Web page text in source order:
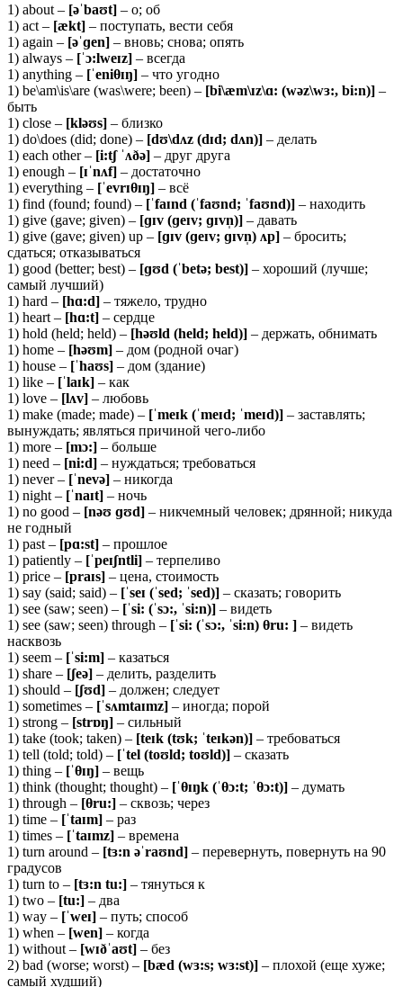
1) about – [əˈbaʊt] – о; об
1) act – [ækt] – поступать, вести себя
1) again – [əˈɡen] – вновь; снова; опять
1) always – [ˈɔ:lweɪz] – всегда
1) anything – [ˈeniθɪŋ] – что угодно
1) be\am\is\are (was\were; been) – [bi\æm\ɪz\ɑ: (wəz\wɜ:, bi:n)] –
быть
1) close – [kləʊs] – близко
1) do\does (did; done) – [dʊ\dʌz (dɪd; dʌn)] – делать
1) each other – [i:tʃ ˈʌðə] – друг друга
1) enough – [ɪˈnʌf] – достаточно
1) everything – [ˈevrɪθɪŋ] – всё
1) find (found; found) – [ˈfaɪnd (ˈfaʊnd; ˈfaʊnd)] – находить
1) give (gave; given) – [ɡɪv (ɡeɪv; ɡɪvn̩)] – давать
1) give (gave; given) up – [ɡɪv (ɡeɪv; ɡɪvn̩) ʌp] – бросить;
сдаться; отказываться
1) good (better; best) – [ɡʊd (ˈbetə; best)] – хороший (лучше;
самый лучший)
1) hard – [hɑ:d] – тяжело, трудно
1) heart – [hɑ:t] – сердце
1) hold (held; held) – [həʊld (held; held)] – держать, обнимать
1) home – [həʊm] – дом (родной очаг)
1) house – [ˈhaʊs] – дом (здание)
1) like – [ˈlaɪk] – как
1) love – [lʌv] – любовь
1) make (made; made) – [ˈmeɪk (ˈmeɪd; ˈmeɪd)] – заставлять;
вынуждать; являться причиной чего-либо
1) more – [mɔ:] – больше
1) need – [ni:d] – нуждаться; требоваться
1) never – [ˈnevə] – никогда
1) night – [ˈnaɪt] – ночь
1) no good – [nəʊ ɡʊd] – никчемный человек; дрянной; никуда
не годный
1) past – [pɑ:st] – прошлое
1) patiently – [ˈpeɪʃntli] – терпеливо
1) price – [praɪs] – цена, стоимость
1) say (said; said) – [ˈseɪ (ˈsed; ˈsed)] – сказать; говорить
1) see (saw; seen) – [ˈsi: (ˈsɔ:, ˈsi:n)] – видеть
1) see (saw; seen) through – [ˈsi: (ˈsɔ:, ˈsi:n) θru: ] – видеть
насквозь
1) seem – [ˈsi:m] – казаться
1) share – [ʃeə] – делить, разделить
1) should – [ʃʊd] – должен; следует
1) sometimes – [ˈsʌmtaɪmz] – иногда; порой
1) strong – [strɒŋ] – сильный
1) take (took; taken) – [teɪk (tʊk; ˈteɪkən)] – требоваться
1) tell (told; told) – [ˈtel (toʊld; toʊld)] – сказать
1) thing – [ˈθɪŋ] – вещь
1) think (thought; thought) – [ˈθɪŋk (ˈθɔ:t; ˈθɔ:t)] – думать
1) through – [θru:] – сквозь; через
1) time – [ˈtaɪm] – раз
1) times – [ˈtaɪmz] – времена
1) turn around – [tɜ:n əˈraʊnd] – перевернуть, повернуть на 90
градусов
1) turn to – [tɜ:n tu:] – тянуться к
1) two – [tu:] – два
1) way – [ˈweɪ] – путь; способ
1) when – [wen] – когда
1) without – [wɪðˈaʊt] – без
2) bad (worse; worst) – [bæd (wɜ:s; wɜ:st)] – плохой (еще хуже;
самый худший)